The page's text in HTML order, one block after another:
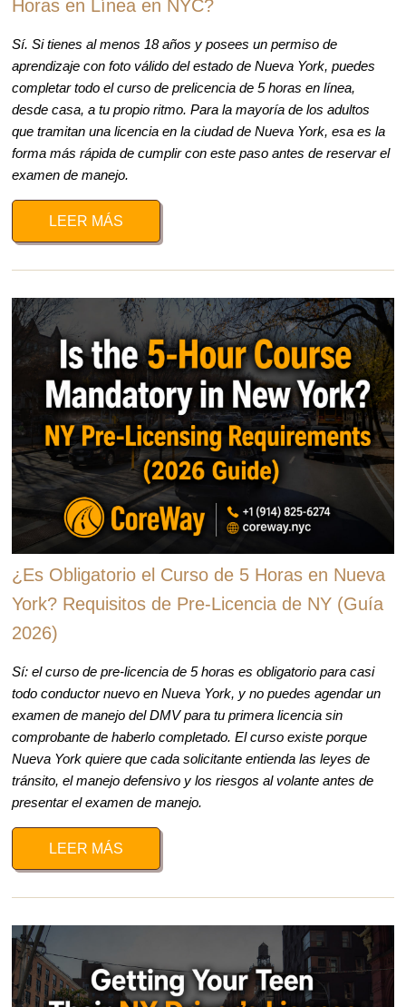
Horas en Línea en NYC?
Sí. Si tienes al menos 18 años y posees un permiso de
aprendizaje con foto válido del estado de Nueva York, puedes
completar todo el curso de prelicencia de 5 horas en línea,
desde casa, a tu propio ritmo. Para la mayoría de los adultos
que tramitan una licencia en la ciudad de Nueva York, esa es la
forma más rápida de cumplir con este paso antes de reservar el
examen de manejo.
LEER MÁS
¿Es Obligatorio el Curso de 5 Horas en Nueva
York? Requisitos de Pre-Licencia de NY (Guía
2026)
Sí: el curso de pre-licencia de 5 horas es obligatorio para casi
todo conductor nuevo en Nueva York, y no puedes agendar un
examen de manejo del DMV para tu primera licencia sin
comprobante de haberlo completado. El curso existe porque
Nueva York quiere que cada solicitante entienda las leyes de
tránsito, el manejo defensivo y los riesgos al volante antes de
presentar el examen de manejo.
LEER MÁS